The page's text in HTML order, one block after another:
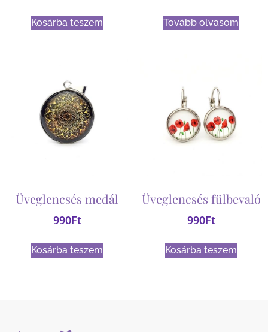
Kosárba teszem Tovább olvasom
Üveglencsés medál
990Ft
Kosárba teszem
Üveglencsés fülbevaló
990Ft
Kosárba teszem